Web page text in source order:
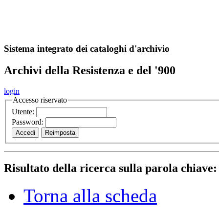
Sistema integrato dei cataloghi d'archivio
Archivi della Resistenza e del '900
login
Accesso riservato
Utente:
Password:
Risultato della ricerca sulla parola
Torna alla scheda